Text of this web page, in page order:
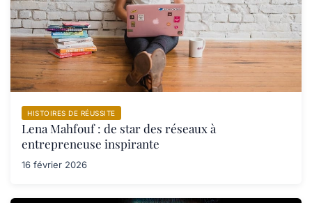
HISTOIRES DE RÉUSSITE
Lena Mahfouf : de star des réseaux à
entrepreneuse inspirante
16 février 2026